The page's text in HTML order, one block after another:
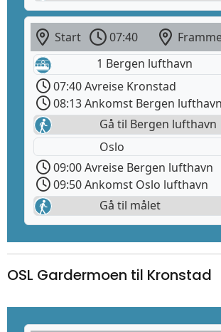
Start 07:40
1 Bergen lufthavn
07:40 Avreise Kronstad
08:13 Ankomst Bergen lufthavn
Gå til Bergen lufthavn
Oslo
09:00 Avreise Bergen lufthavn
09:50 Ankomst Oslo lufthavn
Gå til målet
OSL Gardermoen til Kronstad